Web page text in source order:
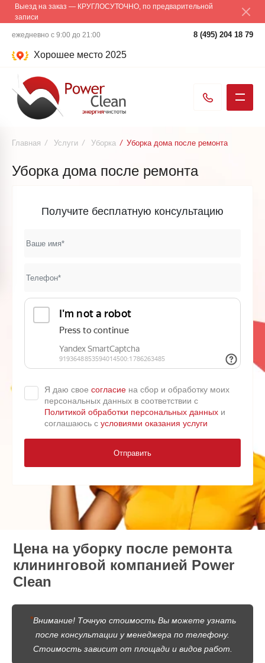
Выезд на заказ — КРУГЛОСУТОЧНО, по предварительной
записи
ежедневно с 9:00 до 21:00 8 (495) 204 18 79
Хорошее место 2025
Главная / Услуги / Уборка / Уборка дома после ремонта
Уборка дома после ремонта
Получите бесплатную консультацию
Отправить
Я даю свое согласие на сбор и обработку моих
персональных данных в соответствии с
Политикой обработки персональных данных и
соглашаюсь с условиями оказания услуги
Цена на уборку после ремонта
клининговой компанией Power
Clean
*Внимание! Точную стоимость Вы можете узнать
после консультации у менеджера по телефону.
Стоимость зависит от площади и видов работ.